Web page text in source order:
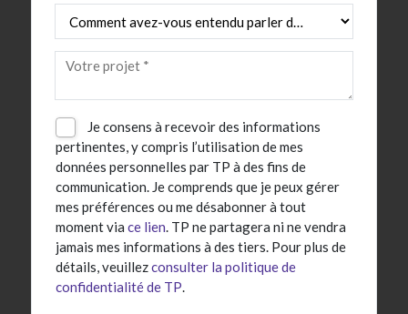
Je consens à recevoir des informations
pertinentes, y compris l’utilisation de mes
données personnelles par TP à des fins de
communication. Je comprends que je peux gérer
mes préférences ou me désabonner à tout
moment via ce lien. TP ne partagera ni ne vendra
jamais mes informations à des tiers. Pour plus de
détails, veuillezconsulter la politique de
confidentialité de TP.